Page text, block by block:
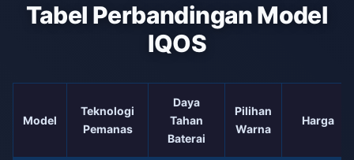
Tabel Perbandingan Model
IQOS
Model
Teknologi
Pemanas
Daya
Tahan
Baterai
Pilihan
Warna
Harga